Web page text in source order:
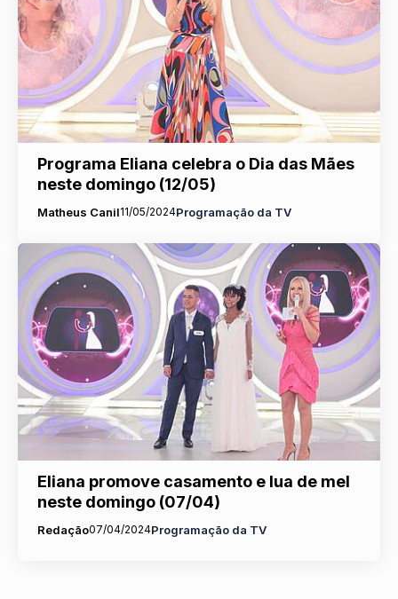
Programa Eliana celebra o Dia das Mães
neste domingo (12/05)
Matheus Canil11/05/2024Programação da TV
Eliana promove casamento e lua de mel
neste domingo (07/04)
Redação07/04/2024Programação da TV